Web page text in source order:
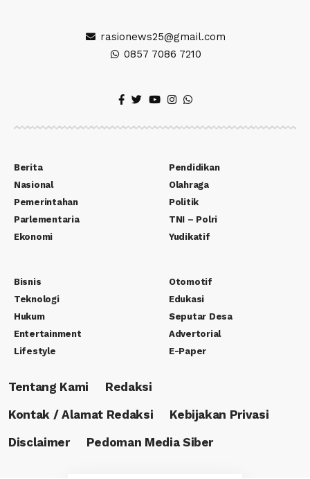
rasionews25@gmail.com
0857 7086 7210
Berita
Nasional
Pemerintahan
Parlementaria
Ekonomi
Pendidikan
Olahraga
Politik
TNI – Polri
Yudikatif
Bisnis
Teknologi
Hukum
Entertainment
Lifestyle
Otomotif
Edukasi
Seputar Desa
Advertorial
E-Paper
Tentang Kami
Redaksi
Kontak / Alamat Redaksi
Kebijakan Privasi
Disclaimer
Pedoman Media Siber